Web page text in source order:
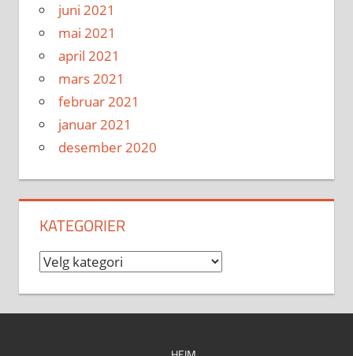
juni 2021
mai 2021
april 2021
mars 2021
februar 2021
januar 2021
desember 2020
KATEGORIER
Kategorier